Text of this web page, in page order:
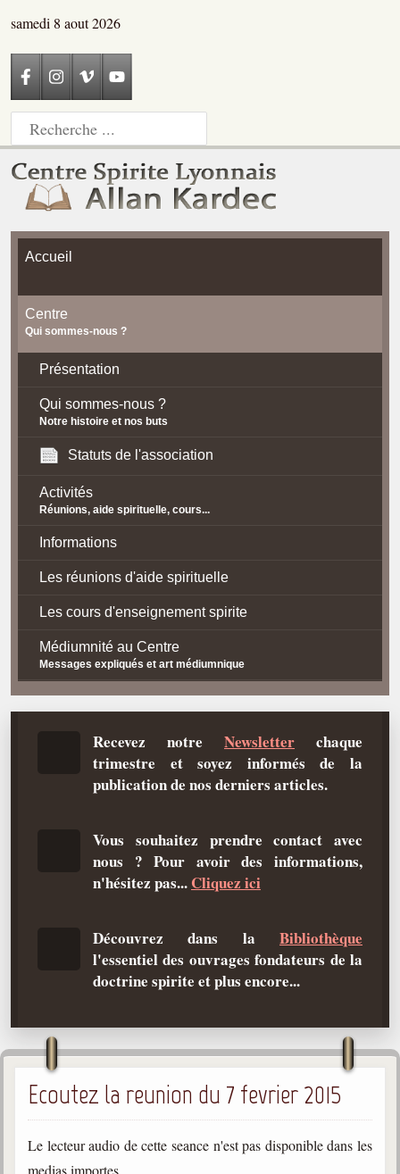
samedi 8 aout 2026
Accueil
Centre
Qui sommes-nous ?
Présentation
Qui sommes-nous ?
Notre histoire et nos buts
Statuts de l'association
Activités
Réunions, aide spirituelle, cours...
Informations
Les réunions d'aide spirituelle
Les cours d'enseignement spirite
Médiumnité au Centre
Messages expliqués et art médiumnique
Contact / Accès
La doctrine Spirite
Les bases du spiritisme
Historique
But des manifestations spirites
Médiums
Les hommes
Les fondateurs
Allan Kardec
1804-1869
Recevez notre Newsletter chaque
trimestre et soyez informés de la
publication de nos derniers articles.
Vous souhaitez prendre contact avec
nous ? Pour avoir des informations,
n'hésitez pas... Cliquez ici
Découvrez dans la Bibliothèque
l'essentiel des ouvrages fondateurs de la
doctrine spirite et plus encore...
Ecoutez la reunion du 7 fevrier 2015
Le lecteur audio de cette seance n'est pas disponible dans les
medias importes.